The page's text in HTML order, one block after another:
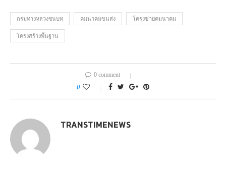
กรมทางหลวงชนบท คมนาคมขนส่ง โครงข่ายคมนาคม
โครงสร้างพื้นฐาน
0 comment
0
TRANSTIMENEWS